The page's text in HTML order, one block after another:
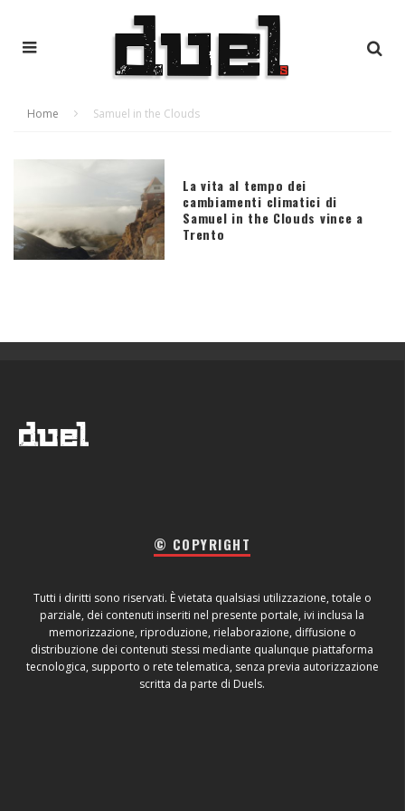
Home Samuel in the Clouds
La vita al tempo dei
cambiamenti climatici di
Samuel in the Clouds vince a
Trento
© COPYRIGHT
Tutti i diritti sono riservati. È vietata qualsiasi utilizzazione, totale o
parziale, dei contenuti inseriti nel presente portale, ivi inclusa la
memorizzazione, riproduzione, rielaborazione, diffusione o
distribuzione dei contenuti stessi mediante qualunque piattaforma
tecnologica, supporto o rete telematica, senza previa autorizzazione
scritta da parte di Duels.